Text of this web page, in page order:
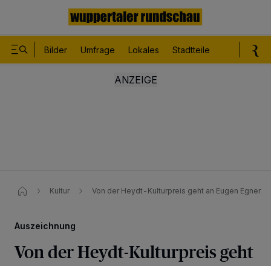
Bilder Umfrage Lokales Stadtteile
Kultur Von der Heydt-Kulturpreis geht an Eugen Egner
Auszeichnung
Von der Heydt-Kulturpreis geht